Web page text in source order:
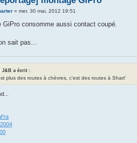
» mer. 30 mai, 2012 19:51
GiPro consomme aussi contact coupé.
sait pas...
J&B a écrit :
plus des routes à chèvres, c'est des routes à Shart'